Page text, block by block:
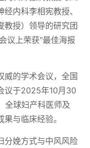
内科李相宪教授、
教授）领导的研究团
议上荣获"最佳海报
威的学术会议，全国
议于2025年10月30
全球妇产科医师及
与临床经验。
分娩方式与中风风险